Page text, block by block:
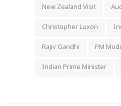
New Zealand Visit
Christopher Luxon
Rajiv Gandhi PM
Indian Prime Minister